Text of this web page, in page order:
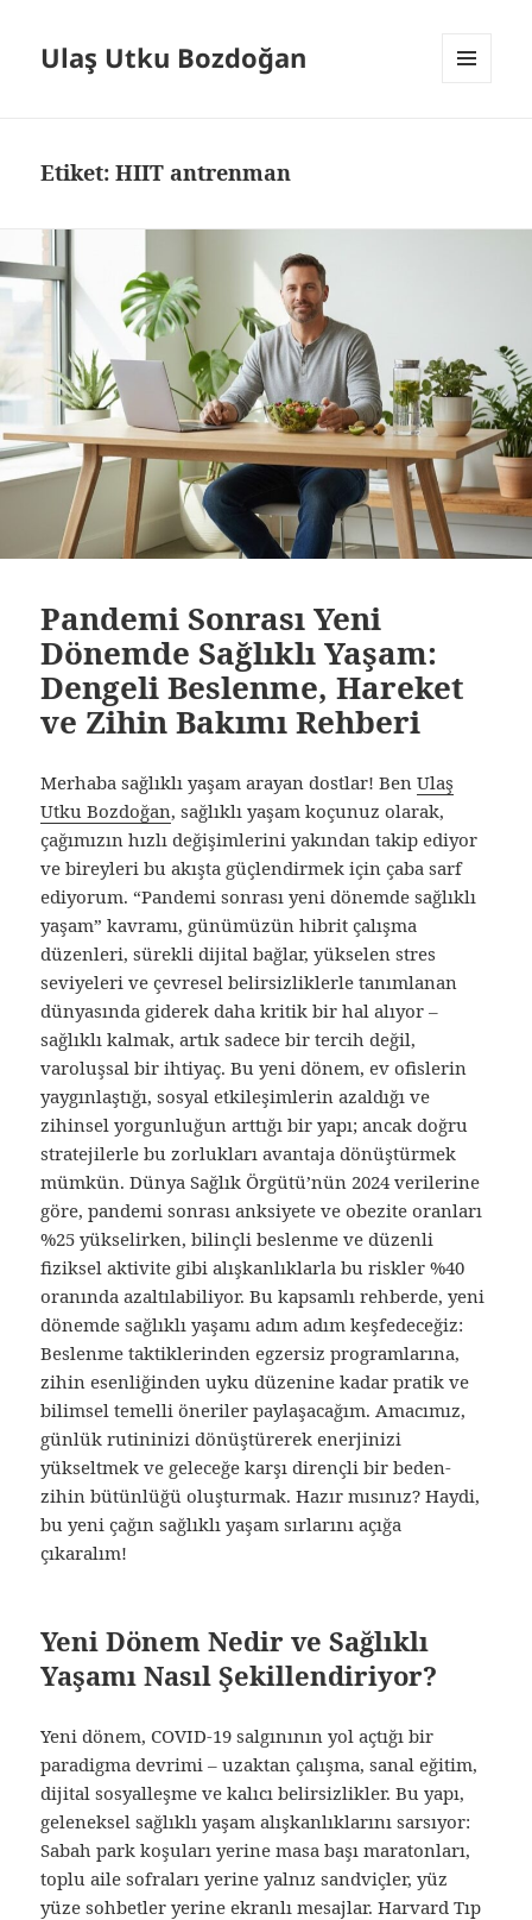
Ulaş Utku Bozdoğan
Etiket:HIIT antrenman
Pandemi Sonrası Yeni
Dönemde Sağlıklı Yaşam:
Dengeli Beslenme, Hareket
ve Zihin Bakımı Rehberi
Merhaba sağlıklı yaşam arayan dostlar! BenUlaş
Utku Bozdoğan, sağlıklı yaşam koçunuz olarak,
çağımızın hızlı değişimlerini yakından takip ediyor
ve bireyleri bu akışta güçlendirmek için çaba sarf
ediyorum. “Pandemi sonrası yeni dönemde sağlıklı
yaşam” kavramı, günümüzün hibrit çalışma
düzenleri, sürekli dijital bağlar, yükselen stres
seviyeleri ve çevresel belirsizliklerle tanımlanan
dünyasında giderek daha kritik bir hal alıyor –
sağlıklı kalmak, artık sadece bir tercih değil,
varoluşsal bir ihtiyaç. Bu yeni dönem, ev ofislerin
yaygınlaştığı, sosyal etkileşimlerin azaldığı ve
zihinsel yorgunluğun arttığı bir yapı; ancak doğru
stratejilerle bu zorlukları avantaja dönüştürmek
mümkün. Dünya Sağlık Örgütü’nün 2024 verilerine
göre, pandemi sonrası anksiyete ve obezite oranları
%25 yükselirken, bilinçli beslenme ve düzenli
fiziksel aktivite gibi alışkanlıklarla bu riskler %40
oranında azaltılabiliyor. Bu kapsamlı rehberde, yeni
dönemde sağlıklı yaşamı adım adım keşfedeceğiz:
Beslenme taktiklerinden egzersiz programlarına,
zihin esenliğinden uyku düzenine kadar pratik ve
bilimsel temelli öneriler paylaşacağım. Amacımız,
günlük rutininizi dönüştürerek enerjinizi
yükseltmek ve geleceğe karşı dirençli bir beden-
zihin bütünlüğü oluşturmak. Hazır mısınız? Haydi,
bu yeni çağın sağlıklı yaşam sırlarını açığa
çıkaralım!
Yeni Dönem Nedir ve Sağlıklı
Yaşamı Nasıl Şekillendiriyor?
Yeni dönem, COVID-19 salgınının yol açtığı bir
paradigma devrimi – uzaktan çalışma, sanal eğitim,
dijital sosyalleşme ve kalıcı belirsizlikler. Bu yapı,
geleneksel sağlıklı yaşam alışkanlıklarını sarsıyor:
Sabah park koşuları yerine masa başı maratonları,
toplu aile sofraları yerine yalnız sandviçler, yüz
yüze sohbetler yerine ekranlı mesajlar. Harvard Tıp